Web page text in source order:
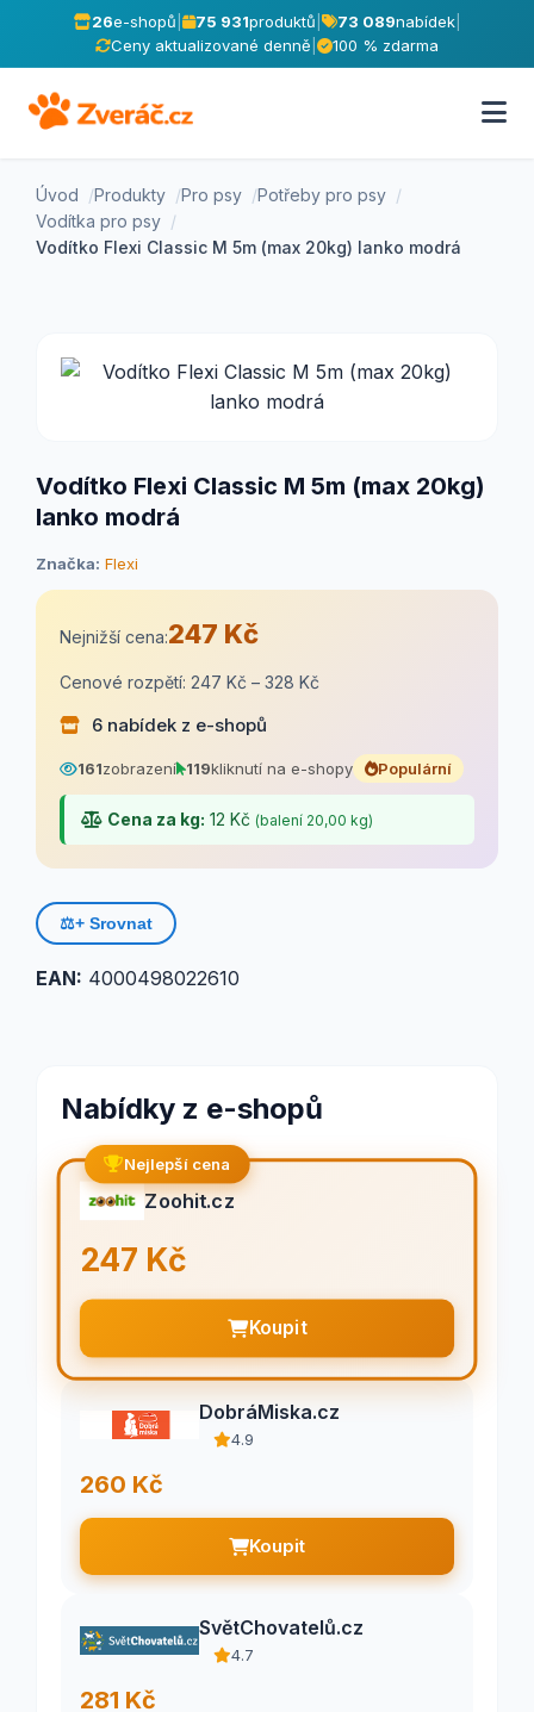
26e-shopů 75 931produktů 73 089nabídek|
Ceny aktualizované denně
100 % zdarma
Úvod Produkty Pro psy
Potřeby pro psy
Vodítka pro psy
Vodítko Flexi Classic M 5m (max 20kg) lanko modrá
Vodítko Flexi Classic M 5m (max 20kg)
lanko modrá
Značka: Flexi
Nejnižší cena:247 Kč
Cenové rozpětí: 247 Kč – 328 Kč
6 nabídek z e-shopů
161zobrazení 119kliknutí na e-shopy Populární
Cena za kg: 12 Kč (balení 20,00 kg)
⚖️+ Srovnat
EAN: 4000498022610
Nabídky z e-shopů
Nejlepší cena
Zoohit.cz
247 Kč
Koupit
DobráMiska.cz
4.9
260 Kč
Koupit
SvětChovatelů.cz
4.7
281 Kč